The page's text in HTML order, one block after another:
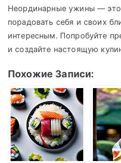
Неординарные ужины —
порадовать себя и своих
интересным. Попробуйте
и создайте настоящую
Похожие Записи: